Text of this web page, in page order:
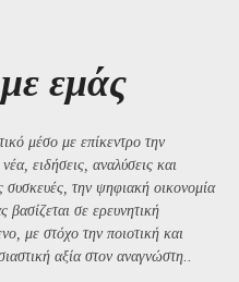
εμάς
μέσο με επίκεντρο την
ειδήσεις, αναλύσεις και
συσκευές, την ψηφιακή οικονομία
σε ερευνητική
με στόχο την ποιοτική και
αξία στον αναγνώστη..